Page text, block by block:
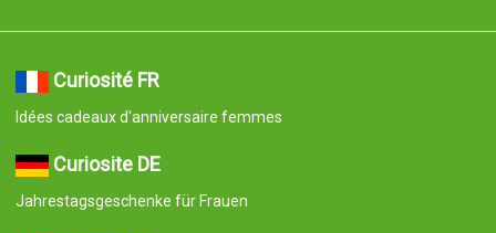
Curiosité FR
Idées cadeaux d'anniversaire femmes
Curiosite DE
Jahrestagsgeschenke für Frauen